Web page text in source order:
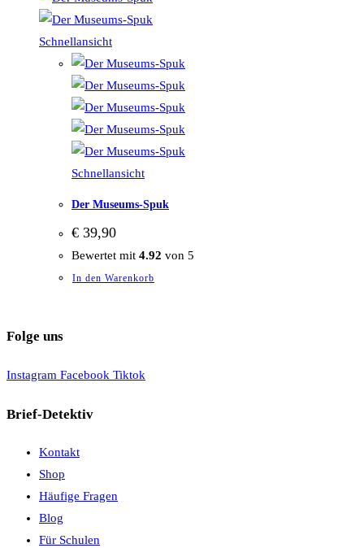
Schnellansicht
Schnellansicht
Der Museums-Spuk
€ 39,90
Bewertet mit 4.92 von 5
In den Warenkorb
Folge uns
Instagram Facebook Tiktok
Brief-Detektiv
Kontakt
Shop
Häufige Fragen
Blog
Für Schulen